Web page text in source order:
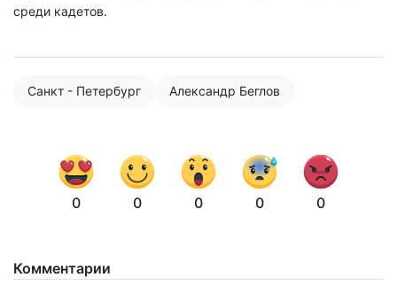
среди кадетов.
Санкт - Петербург Александр Беглов
0 0 0 0 0
Комментарии
Нажимая на кнопку "Отправить" вы
соглашаетесь с
политикой конфиденциальности